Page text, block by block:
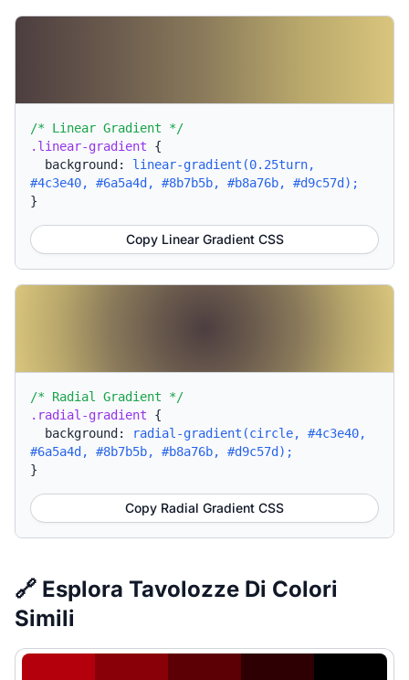
/* Linear Gradient */
.linear-gradient {
background: linear-gradient(0.25turn,
#4c3e40, #6a5a4d, #8b7b5b, #b8a76b, #d9c57d);
}
Copy Linear Gradient CSS
/* Radial Gradient */
.radial-gradient {
background:
radial-gradient(circle, #4c3e40,
#6a5a4d, #8b7b5b, #b8a76b, #d9c57d);
}
Copy Radial Gradient CSS
🔗 Esplora Tavolozze Di Colori
Simili